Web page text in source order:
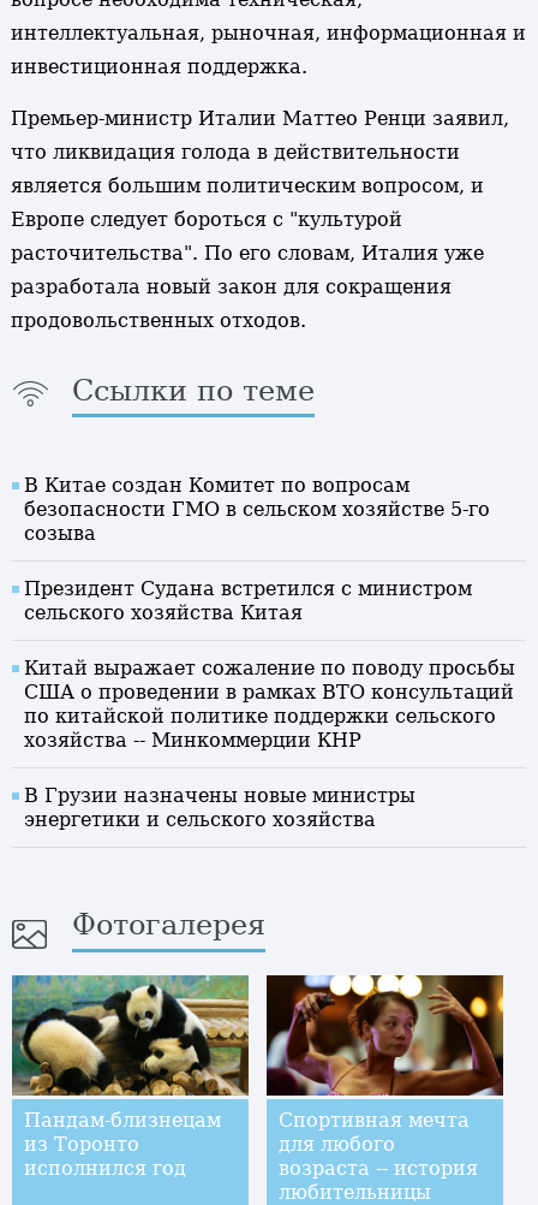
интеллектуальная, рыночная, информационная и
инвестиционная поддержка.
Премьер-министр Италии Маттео Ренци заявил,
что ликвидация голода в действительности
является большим политическим вопросом, и
Европе следует бороться с "культурой
расточительства". По его словам, Италия уже
разработала новый закон для сокращения
продовольственных отходов.
Ссылки по теме
В Китае создан Комитет по вопросам
безопасности ГМО в сельском хозяйстве 5-го
созыва
Президент Судана встретился с министром
сельского хозяйства Китая
Китай выражает сожаление по поводу просьбы
США о проведении в рамках ВТО консультаций
по китайской политике поддержки сельского
хозяйства -- Минкоммерции КНР
В Грузии назначены новые министры
энергетики и сельского хозяйства
Фотогалерея
Пандам-близнецам
из Торонто
исполнился год
Спортивная мечта
для любого
возраста -- история
любительницы